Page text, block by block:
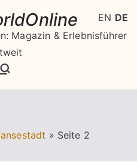
Magazin & Erlebnisführer
» Seite 2
EN DE